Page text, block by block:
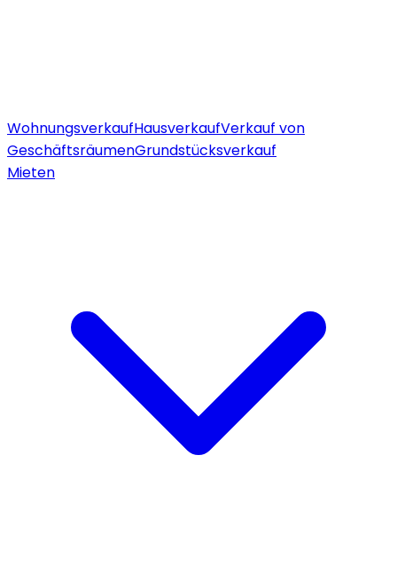
WohnungsverkaufHausverkaufVerkauf von
GeschäftsräumenGrundstücksverkauf
Mieten